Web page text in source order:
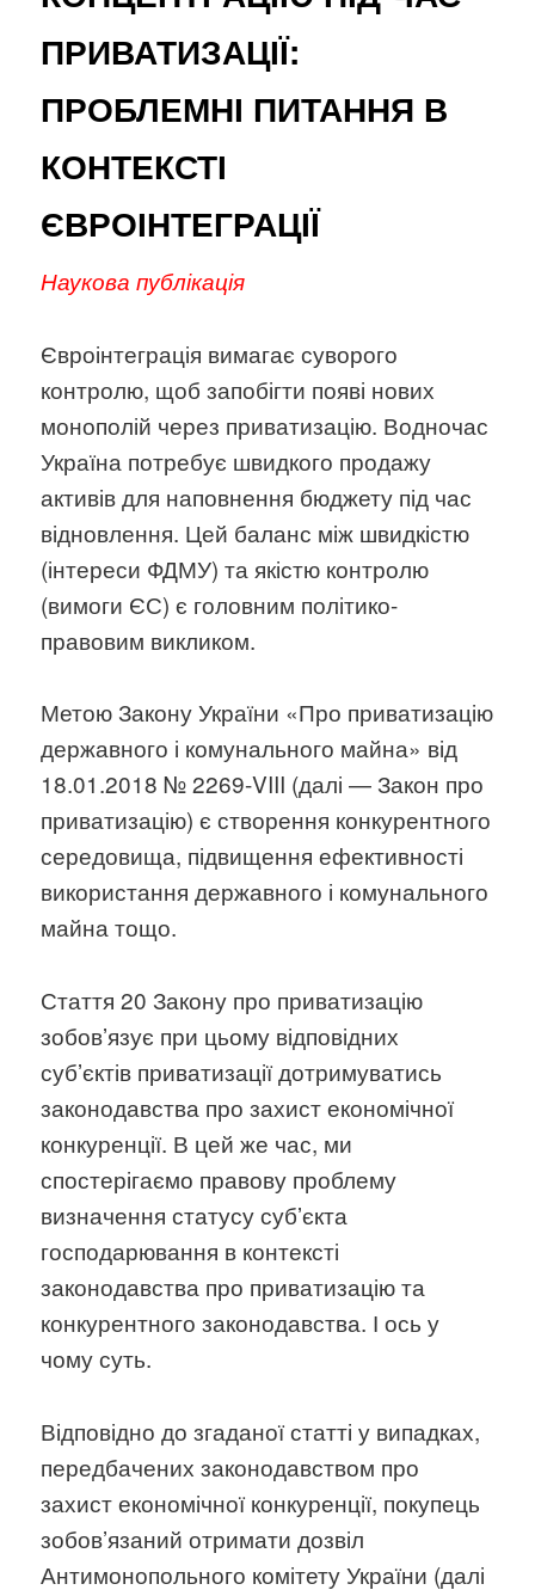
ПРИВАТИЗАЦІЇ:
ПРОБЛЕМНІ ПИТАННЯ В
КОНТЕКСТІ
ЄВРОІНТЕГРАЦІЇ
Наукова публікація
Євроінтеграція вимагає суворого
контролю, щоб запобігти появі нових
монополій через приватизацію. Водночас
Україна потребує швидкого продажу
активів для наповнення бюджету під час
відновлення. Цей баланс між швидкістю
(інтереси ФДМУ) та якістю контролю
(вимоги ЄС) є головним політико-
правовим викликом.
Метою Закону України «Про приватизацію
державного і комунального майна» від
18.01.2018 № 2269-VIII (далі — Закон про
приватизацію) є створення конкурентного
середовища, підвищення ефективності
використання державного і комунального
майна тощо.
Стаття 20 Закону про приватизацію
зобовʼязує при цьому відповідних
субʼєктів приватизації дотримуватись
законодавства про захист економічної
конкуренції. В цей же час, ми
спостерігаємо правову проблему
визначення статусу субʼєкта
господарювання в контексті
законодавства про приватизацію та
конкурентного законодавства. І ось у
чому суть.
Відповідно до згаданої статті у випадках,
передбачених законодавством про
захист економічної конкуренції, покупець
зобов’язаний отримати дозвіл
Антимонопольного комітету України (далі